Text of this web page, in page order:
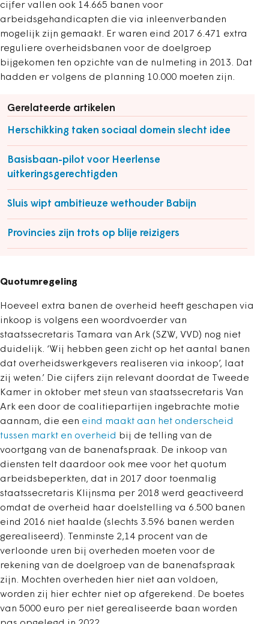
cijfer vallen ook 14.665 banen voor
arbeidsgehandicapten die via inleenverbanden
mogelijk zijn gemaakt. Er waren eind 2017 6.471 extra
reguliere overheidsbanen voor de doelgroep
bijgekomen ten opzichte van de nulmeting in 2013. Dat
hadden er volgens de planning 10.000 moeten zijn.
Gerelateerde artikelen
Herschikking taken sociaal domein slecht idee
Basisbaan-pilot voor Heerlense
uitkeringsgerechtigden
Sluis wipt ambitieuze wethouder Babijn
Provincies zijn trots op blije reizigers
Quotumregeling
Hoeveel extra banen de overheid heeft geschapen via
inkoop is volgens een woordvoerder van
staatssecretaris Tamara van Ark (SZW, VVD) nog niet
duidelijk. ‘Wij hebben geen zicht op het aantal banen
dat overheidswerkgevers realiseren via inkoop’, laat
zij weten.’ Die cijfers zijn relevant doordat de Tweede
Kamer in oktober met steun van staatssecretaris Van
Ark een door de coalitiepartijen ingebrachte motie
aannam, die een eind maakt aan het onderscheid
tussen markt en overheid bij de telling van de
voortgang van de banenafspraak. De inkoop van
diensten telt daardoor ook mee voor het quotum
arbeidsbeperkten, dat in 2017 door toenmalig
staatssecretaris Klijnsma per 2018 werd geactiveerd
omdat de overheid haar doelstelling va 6.500 banen
eind 2016 niet haalde (slechts 3.596 banen werden
gerealiseerd). Tenminste 2,14 procent van de
verloonde uren bij overheden moeten voor de
rekening van de doelgroep van de banenafspraak
zijn. Mochten overheden hier niet aan voldoen,
worden zij hier echter niet op afgerekend. De boetes
van 5000 euro per niet gerealiseerde baan worden